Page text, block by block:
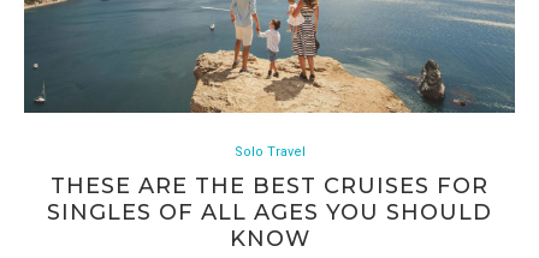
Solo Travel
THESE ARE THE BEST CRUISES FOR
SINGLES OF ALL AGES YOU SHOULD
KNOW